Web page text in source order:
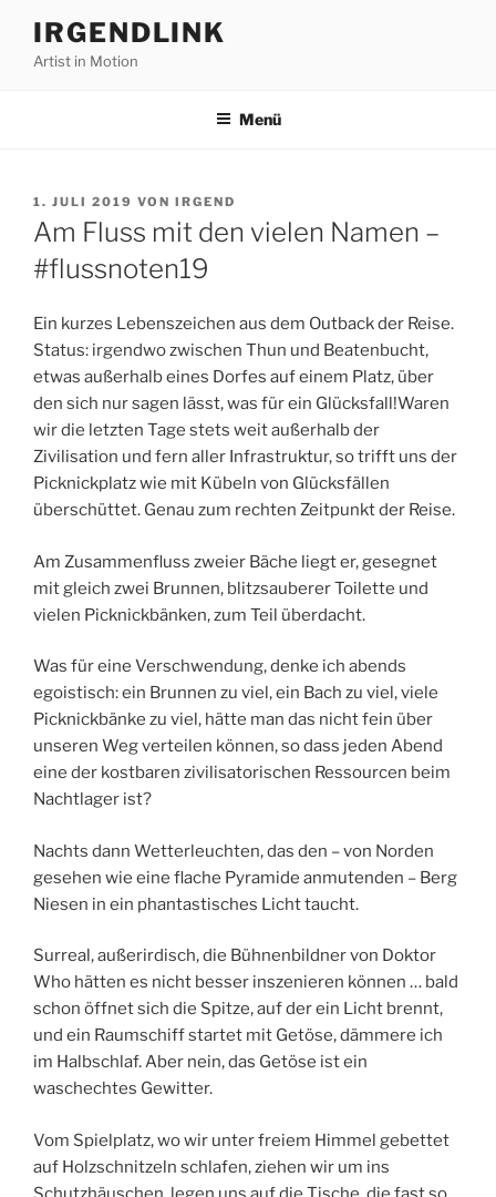
Inhalt
springen
IRGENDLINK
Artist in Motion
Menü
VERÖFFENTLICHT
AM
1. JULI 2019 VON IRGEND
Am Fluss mit den vielen Namen –
#flussnoten19
Ein kurzes Lebenszeichen aus dem Outback der Reise.
Status: irgendwo zwischen Thun und Beatenbucht,
etwas außerhalb eines Dorfes auf einem Platz, über
den sich nur sagen lässt, was für ein Glücksfall!Waren
wir die letzten Tage stets weit außerhalb der
Zivilisation und fern aller Infrastruktur, so trifft uns der
Picknickplatz wie mit Kübeln von Glücksfällen
überschüttet. Genau zum rechten Zeitpunkt der Reise.
Am Zusammenfluss zweier Bäche liegt er, gesegnet
mit gleich zwei Brunnen, blitzsauberer Toilette und
vielen Picknickbänken, zum Teil überdacht.
Was für eine Verschwendung, denke ich abends
egoistisch: ein Brunnen zu viel, ein Bach zu viel, viele
Picknickbänke zu viel, hätte man das nicht fein über
unseren Weg verteilen können, so dass jeden Abend
eine der kostbaren zivilisatorischen Ressourcen beim
Nachtlager ist?
Nachts dann Wetterleuchten, das den – von Norden
gesehen wie eine flache Pyramide anmutenden – Berg
Niesen in ein phantastisches Licht taucht.
Surreal, außerirdisch, die Bühnenbildner von Doktor
Who hätten es nicht besser inszenieren können … bald
schon öffnet sich die Spitze, auf der ein Licht brennt,
und ein Raumschiff startet mit Getöse, dämmere ich
im Halbschlaf. Aber nein, das Getöse ist ein
waschechtes Gewitter.
Vom Spielplatz, wo wir unter freiem Himmel gebettet
auf Holzschnitzeln schlafen, ziehen wir um ins